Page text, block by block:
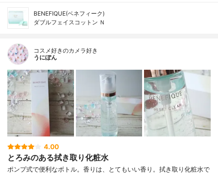
BENEFIQUE(ベネフィーク)
ダブルフェイスコットン Ｎ
コスメ好きのカメラ好き
うにぽん
4.00
とろみのある拭き取り化粧水
ポンプ式で便利なボトル。香りは、とてもいい香り。拭き取り化粧水で